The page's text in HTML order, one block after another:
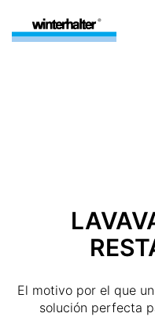
El motivo por el que
solución perfecta